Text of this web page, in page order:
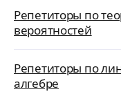
Репетиторы по
вероятностей
Репетиторы по
алгебре